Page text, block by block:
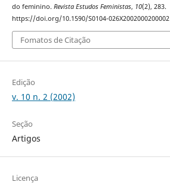
do feminino. Revista Estudos Feministas, 10(2), 283.
https://doi.org/10.1590/S0104-026X2002000200002
Fomatos de Citação
Edição
v. 10 n. 2 (2002)
Seção
Artigos
Licença